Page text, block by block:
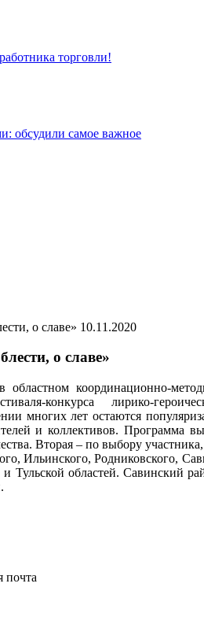
торговли!
обсудили самое важное
10.11.2020
о славе»
областном координационно-
конкурса лирико-
многих лет остаются
и коллективов. Программа
Вторая – по выбору
Ильинского, Родниковского,
Тульской областей. Савинский
почта